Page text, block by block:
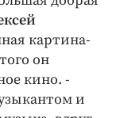
картина-
он
кино. -
и